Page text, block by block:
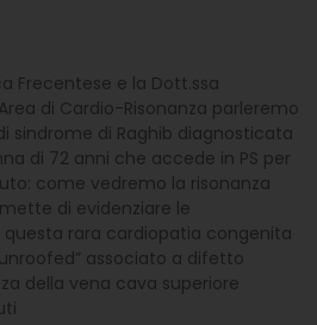
Frecentese e la Dott.ssa
di Cardio-Risonanza parleremo
sindrome di Raghib diagnosticata
di 72 anni che accede in PS per
come vedremo la risonanza
di evidenziare le
rara cardiopatia congenita
associato a difetto
della vena cava superiore